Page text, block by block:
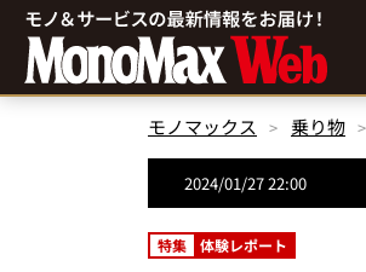
モノマックス 乗り物
2024/01/27 22:00
特集 体験レポート